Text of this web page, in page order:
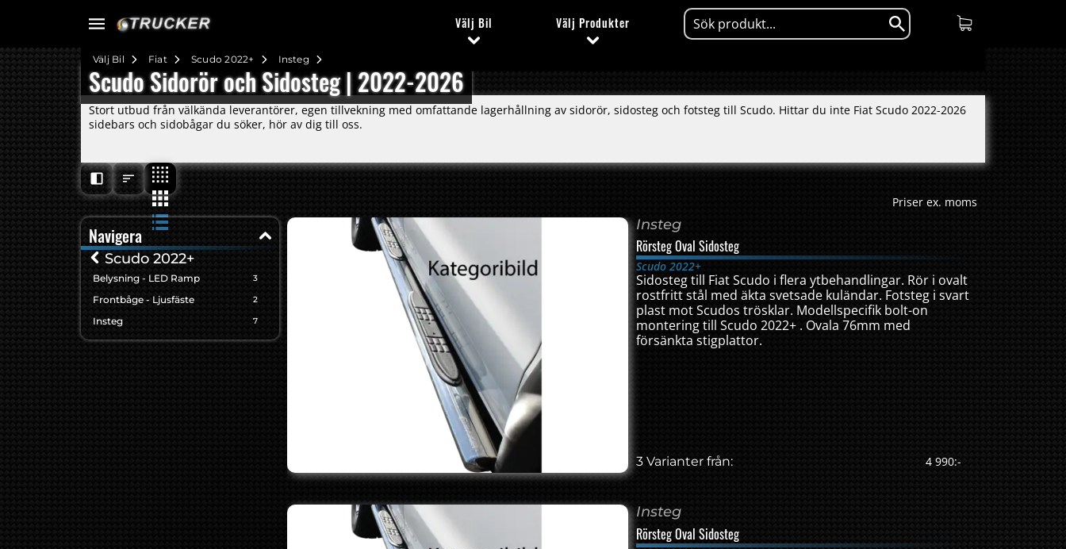
Välj Bil Välj Produkter
Insteg
Scudo 2022+
Fiat
Välj Bil
Scudo Sidorör och Sidosteg | 2022-2026
Stort utbud från välkända leverantörer, egen tillvekning med omfattande lagerhållning av sidorör, sidosteg och fotsteg till Scudo. Hittar du inte Fiat Scudo 2022-2026
sidebars och sidobågar du söker, hör av dig till oss.
Priser ex. moms
Navigera
Scudo 2022+
Belysning - LED Ramp 3
Frontbåge - Ljusfäste 2
Insteg 7
Insteg
Rörsteg Oval Sidosteg
Scudo 2022+
Sidosteg till Fiat Scudo i flera ytbehandlingar. Rör i ovalt
rostfritt stål med äkta svetsade kuländar. Fotsteg i svart
plast mot Scudos trösklar. Modellspecifik bolt-on
montering till Scudo 2022+ . Ovala 76mm med
försänkta stigplattor.
3 Varianter från: 4 990:-
Insteg
Rörsteg Oval Sidosteg